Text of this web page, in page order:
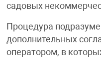
садовых
Процедура
дополнительных
оператором, в